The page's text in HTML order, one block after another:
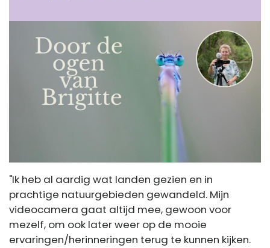
"Ik heb al aardig wat landen gezien en in
prachtige natuurgebieden gewandeld. Mijn
videocamera gaat altijd mee, gewoon voor
mezelf, om ook later weer op de mooie
ervaringen/herinneringen terug te kunnen kijken.